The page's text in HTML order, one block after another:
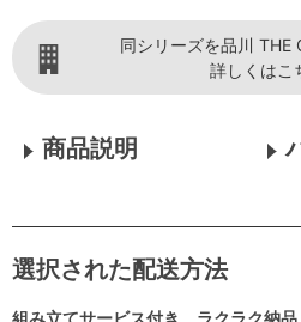
同シリーズを品川 THE
詳しくはこ
商品説明
選択された配送方法
組み立てサービス付き ラクラク納品